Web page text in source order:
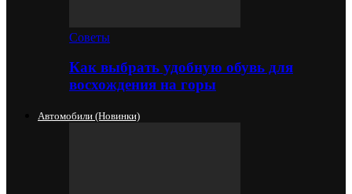
Советы
Как выбрать удобную обувь для
восхождения на горы
Автомобили (новинки)